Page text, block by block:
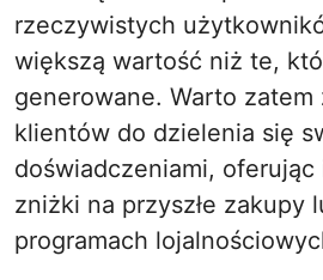
rzeczywistych
większą wartość niż te,
generowane. Warto zatem
klientów do dzielenia się
doświadczeniami, oferując
zniżki na przyszłe zakupy
programach